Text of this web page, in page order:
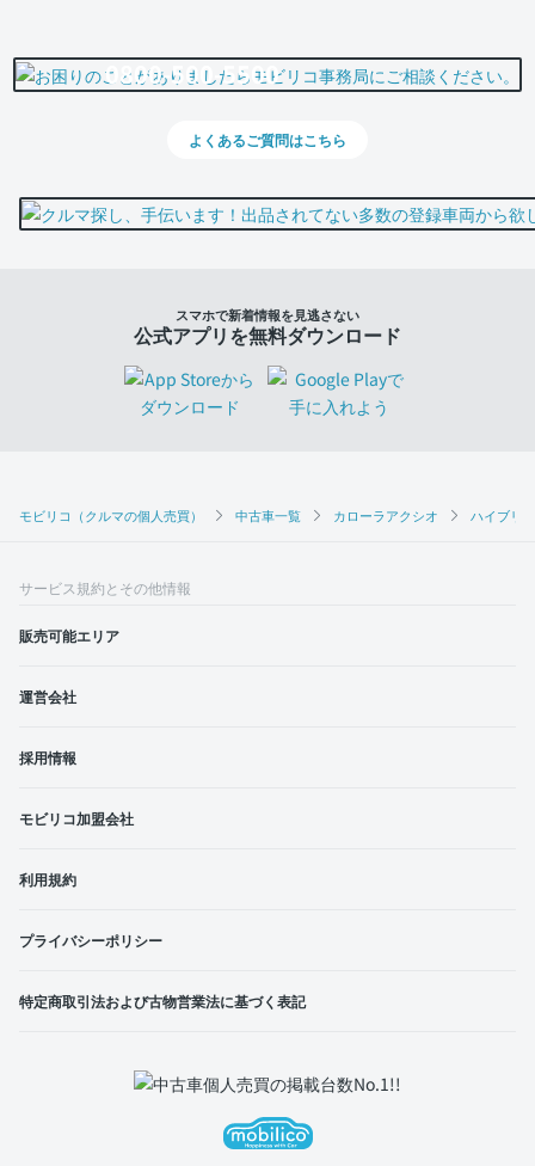
モビリコ（クルマの個人売買） 中古車一覧 カローラアクシオ ハイブリ
0800-500-5500
よくあるご質問はこちら
スマホで新着情報を見逃さない
公式アプリを無料ダウンロード
サービス規約とその他情報
販売可能エリア
運営会社
採用情報
モビリコ加盟会社
利用規約
プライバシーポリシー
特定商取引法および古物営業法に基づく表記